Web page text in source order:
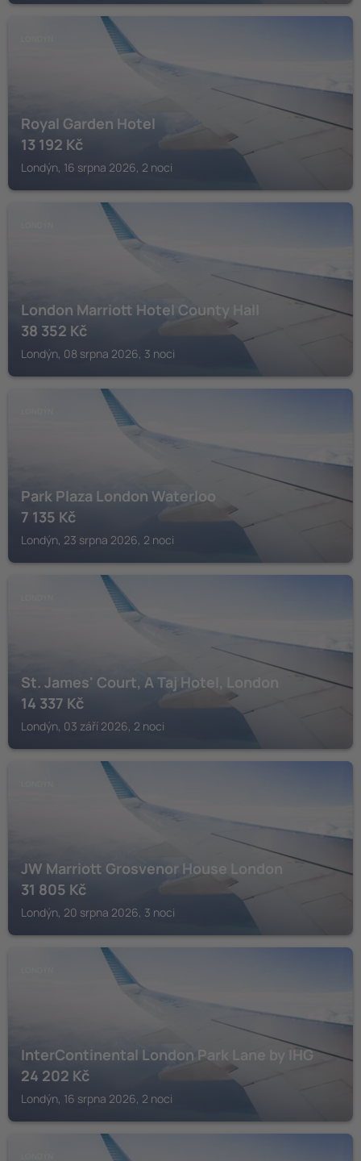
Royal Garden Hotel
13 192 Kč
Londýn, 16 srpna 2026, 2 noci
London Marriott Hotel County Hall
38 352 Kč
Londýn, 08 srpna 2026, 3 noci
Park Plaza London Waterloo
7 135 Kč
Londýn, 23 srpna 2026, 2 noci
St. James' Court, A Taj Hotel, London
14 337 Kč
Londýn, 03 září 2026, 2 noci
JW Marriott Grosvenor House London
31 805 Kč
Londýn, 20 srpna 2026, 3 noci
InterContinental London Park Lane by IHG
24 202 Kč
Londýn, 16 srpna 2026, 2 noci